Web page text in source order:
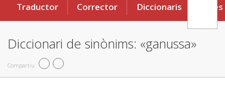
Traductor Corrector Diccionaris Eines
Diccionari de sinònims: «ganussa»
Compartiu